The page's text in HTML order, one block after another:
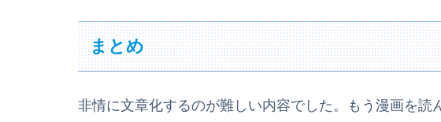
まとめ
非情に文章化するのが難しい内容でした。もう漫画を読